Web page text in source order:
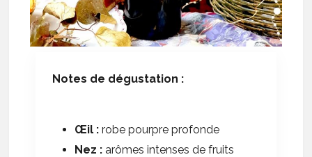
Notes de dégustation :
Œil :robe pourpre profonde
Nez : arômes intenses de fruits